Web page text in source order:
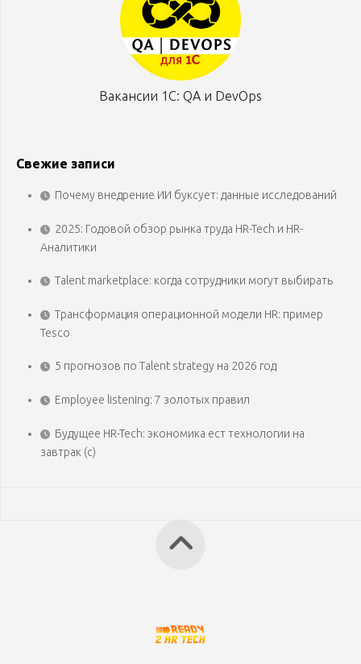
Вакансии 1С: QA и DevOps
Свежие записи
Почему внедрение ИИ буксует: данные исследований
2025: Годовой обзор рынка труда HR-Tech и HR-
Аналитики
Talent marketplace: когда сотрудники могут выбирать
Трансформация операционной модели HR: пример
Tesco
5 прогнозов по Talent strategy на 2026 год
Employee listening: 7 золотых правил
Будущее HR-Tech: экономика ест технологии на
завтрак (с)